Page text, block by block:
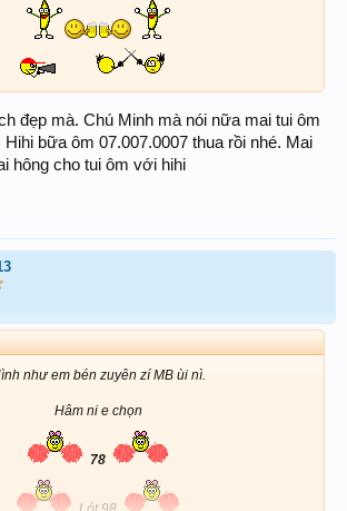
đẹp mà. Chú Minh mà nói nữa mai tui ôm
bữa ôm 07.007.0007 thua rồi nhé. Mai
hông cho tui ôm với hihi
như em bén zuyên zí MB ùi nì.
Hâm ni e chọn
78